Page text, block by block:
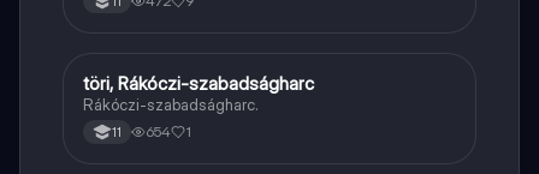
Töri
töri, Rákóczi-szabadságharc
Rákóczi-szabadságharc.
11 654 1